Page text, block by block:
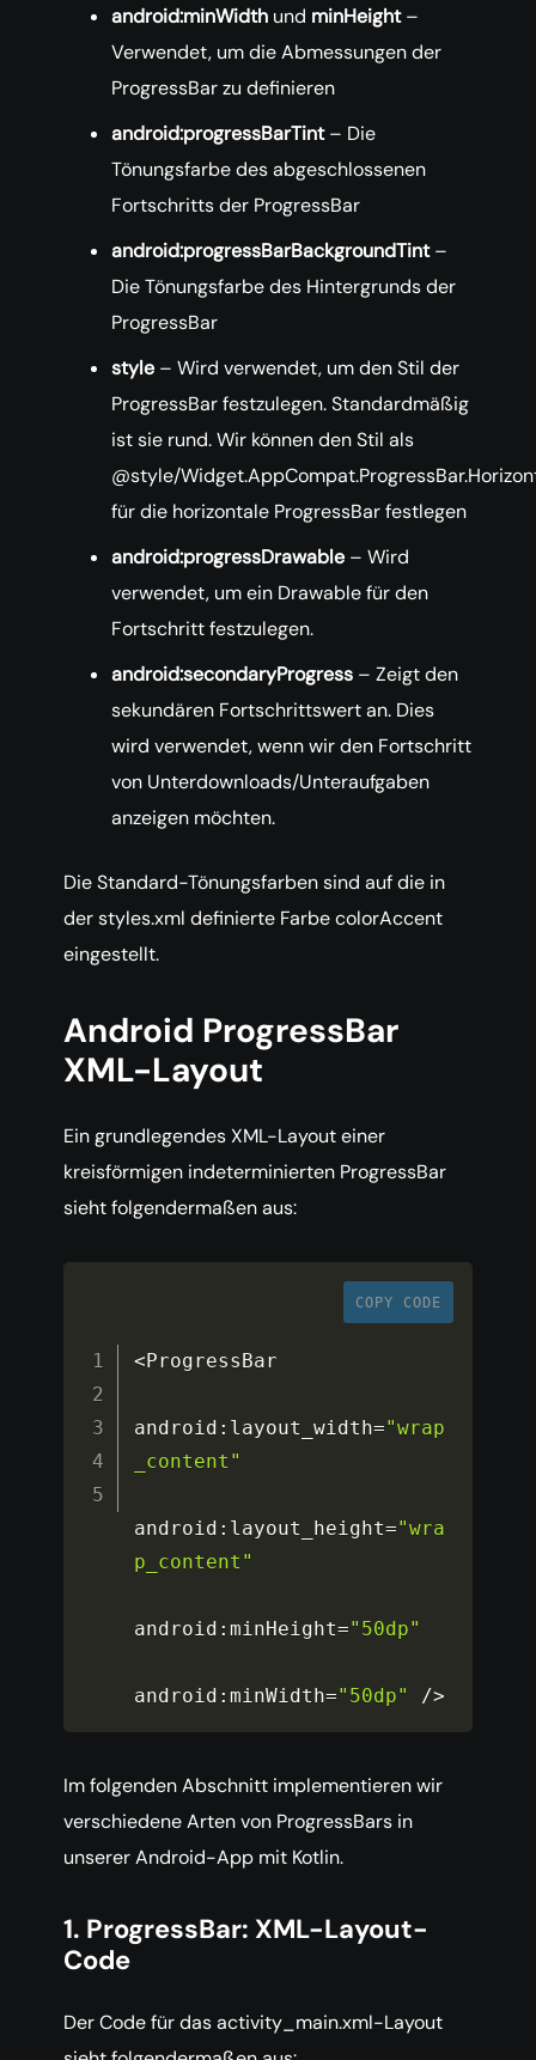
android:minWidth und minHeight–
Verwendet, um die Abmessungen der
ProgressBar zu definieren
android:progressBarTint– Die
Tönungsfarbe des abgeschlossenen
Fortschritts der ProgressBar
android:progressBarBackgroundTint–
Die Tönungsfarbe des Hintergrunds der
ProgressBar
style – Wird verwendet, um den Stil der
ProgressBar festzulegen. Standardmäßig
ist sie rund. Wir können den Stil als
@style/
für die horizontale ProgressBar festlegen
android:progressDrawable – Wird
verwendet, um ein Drawable für den
Fortschritt festzulegen.
android:secondaryProgress – Zeigt den
sekundären Fortschrittswert an. Dies
wird verwendet, wenn wir den Fortschritt
von Unterdownloads/Unteraufgaben
anzeigen möchten.
Die Standard-Tönungsfarben sind auf die in
der styles.xml definierte Farbe colorAccent
eingestellt.
Android ProgressBar
XML-Layout
Ein grundlegendes XML-Layout einer
kreisförmigen indeterminierten ProgressBar
sieht folgendermaßen aus:
COPY CODE
< ProgressBar
android : layout_width="wrap
_content"
android : layout_height="wra
p_content"
android :minHeight="50dp"
android :minWidth="50dp" />
Im folgenden Abschnitt implementieren wir
verschiedene Arten von ProgressBars in
unserer Android-App mit Kotlin.
1. ProgressBar: XML-Layout-
Code
Der Code für das activity_main.xml-Layout